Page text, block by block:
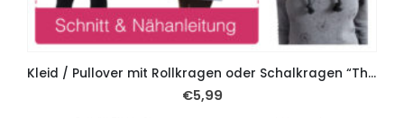
Kleid / Pullover mit Rollkragen oder Schalkragen “Thyra”, Gr. 158 – Damengr. 46
€5,99